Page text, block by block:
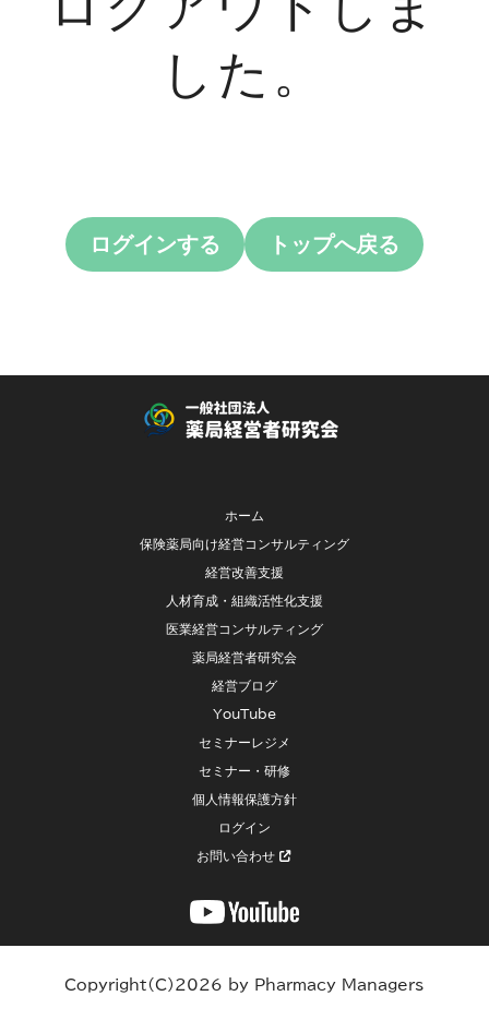
した。
ログインする トップへ戻る
ホーム
保険薬局向け経営コンサルティング
経営改善支援
人材育成・組織活性化支援
医業経営コンサルティング
薬局経営者研究会
経営ブログ
YouTube
セミナーレジメ
セミナー・研修
個人情報保護方針
ログイン
お問い合わせ
Copyright(C)2026 by Pharmacy Managers